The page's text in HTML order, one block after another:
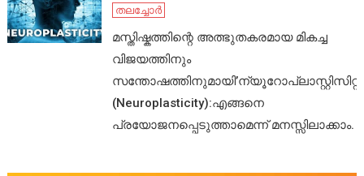
തലച്ചോർ
മസ്തിഷ്കത്തിന്റെ അത്ഭുതകരമായ മികച്ച
വിജയത്തിനും
സന്തോഷത്തിനുമായി’ന്യൂറോപ്ലാസ്റ്റിസിറ്റി’
(Neuroplasticity):എങ്ങനെ
പ്രയോജനപ്പെടുത്താമെന്ന് മനസ്സിലാക്കാം.